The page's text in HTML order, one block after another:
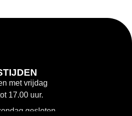
met vrijdag
17.00 uur.
gesloten.